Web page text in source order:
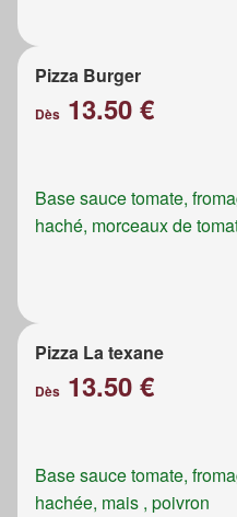
Pizza Burger
Dès 13.50 €
Base sauce tomate,
haché, morceaux de
Pizza La texane
Dès 13.50 €
Base sauce tomate,
hachée, mais , poivron